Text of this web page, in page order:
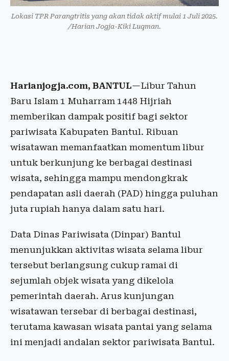
Lokasi TPR Parangtritis yang akan tidak aktif mulai 1 Juli 2025.
/Harian Jogja-Kiki Luqman.
Harianjogja.com, BANTUL—Libur Tahun
Baru Islam 1 Muharram 1448 Hijriah
memberikan dampak positif bagi sektor
pariwisata Kabupaten Bantul. Ribuan
wisatawan memanfaatkan momentum libur
untuk berkunjung ke berbagai destinasi
wisata, sehingga mampu mendongkrak
pendapatan asli daerah (PAD) hingga puluhan
juta rupiah hanya dalam satu hari.
Data Dinas Pariwisata (Dinpar) Bantul
menunjukkan aktivitas wisata selama libur
tersebut berlangsung cukup ramai di
sejumlah objek wisata yang dikelola
pemerintah daerah. Arus kunjungan
wisatawan tersebar di berbagai destinasi,
terutama kawasan wisata pantai yang selama
ini menjadi andalan sektor pariwisata Bantul.